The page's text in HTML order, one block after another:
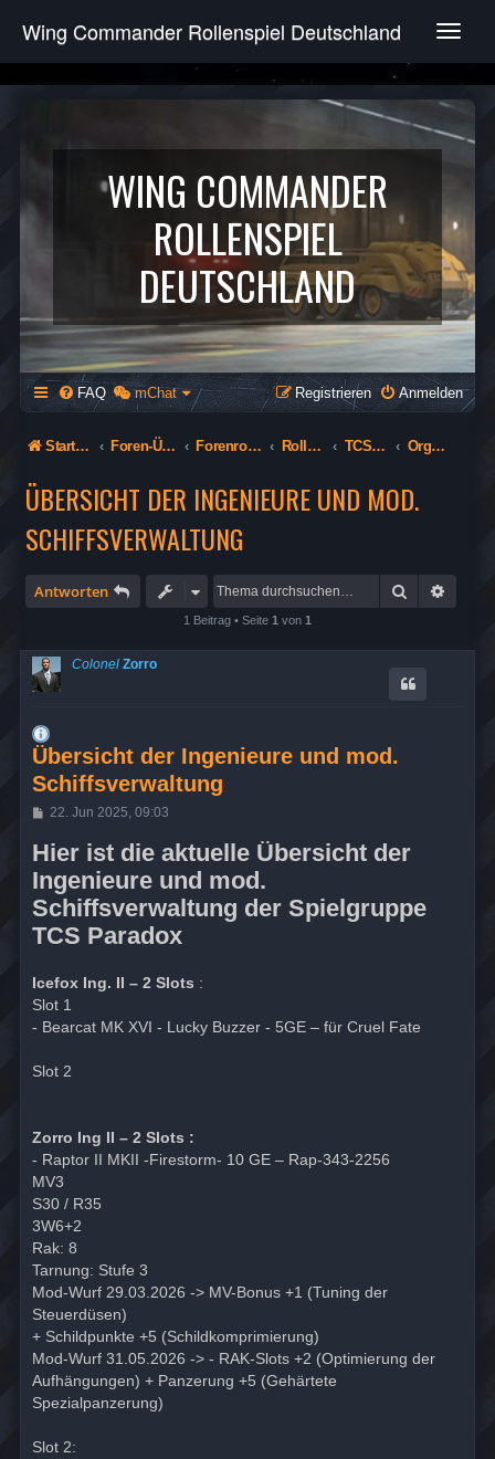
T
g
e
v
g
a
t
i
o
n
Wing Commander Rollenspiel Deutschland
WING COMMANDER
ROLLENSPIEL
DEUTSCHLAND
FAQ mChat Anmelden
Registrieren
Startseite Foren-Übersicht Forenrollenspiel (Öffentlich) Rollenspiel TCS Paradox - 480th Mirages Organisatorisches
ÜBERSICHT DER INGENIEURE UND MOD.
SCHIFFSVERWALTUNG
Antworten Suche
1 Beitrag • Seite 1 von 1
ColonelZorro
Übersicht der Ingenieure und mod.
Schiffsverwaltung
B
i
t
r
a
g
22. Jun 2025, 09:03
Hier ist die aktuelle Übersicht der
Ingenieure und mod.
Schiffsverwaltung der Spielgruppe
TCS Paradox
Icefox Ing. II – 2 Slots :
Slot 1
- Bearcat MK XVI - Lucky Buzzer - 5GE – für Cruel Fate
Slot 2
Zorro Ing II – 2 Slots :
- Raptor II MKII -Firestorm- 10 GE – Rap-343-2256
MV3
S30 / R35
3W6+2
Rak: 8
Tarnung: Stufe 3
Mod-Wurf 29.03.2026 -> MV-Bonus +1 (Tuning der
Steuerdüsen)
+ Schildpunkte +5 (Schildkomprimierung)
Mod-Wurf 31.05.2026 -> - RAK-Slots +2 (Optimierung der
Aufhängungen) + Panzerung +5 (Gehärtete
Spezialpanzerung)
Slot 2: